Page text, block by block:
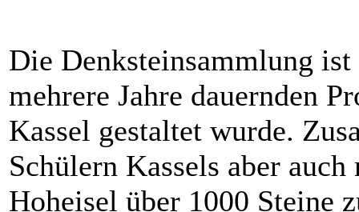
Die Denksteinsammlung
mehrere Jahre dauernden
Kassel gestaltet wurde.
Schülern Kassels aber
Hoheisel über 1000 Steine